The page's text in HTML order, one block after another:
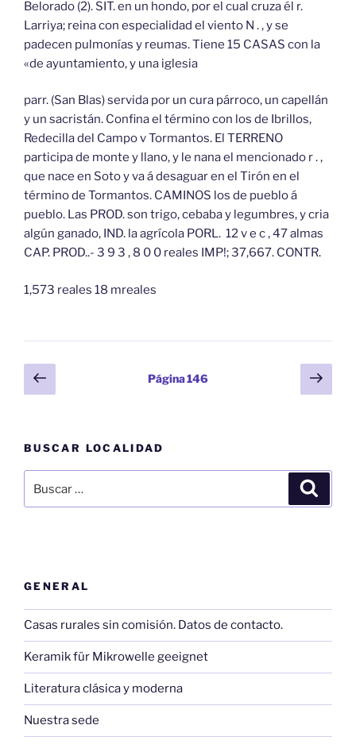
Belorado (2). SIT. en un hondo, por el cual cruza él r.
Larriya; reina con especialidad el viento N . , y se
padecen pulmonías y reumas. Tiene 15 CASAS con la
«de ayuntamiento, y una iglesia
parr. (San Blas) servida por un cura párroco, un capellán
y un sacristán. Confina el término con los de Ibrillos,
Redecilla del Campo v Tormantos. El TERRENO
participa de monte y llano, y le nana el mencionado r . ,
que nace en Soto y va á desaguar en el Tirón en el
término de Tormantos. CAMINOS los de pueblo á
pueblo. Las PROD. son trigo, cebaba y legumbres, y cria
algún ganado, IND. la agrícola PORL. 12 v e c , 47 almas
CAP. PROD..- 3 9 3 , 8 0 0 reales IMP!; 37,667. CONTR.
1,573 reales 18 mreales
Paginación
de
Página
anterior
Página146
BUSCAR LOCALIDAD
por:
GENERAL
Casas rurales sin comisión. Datos de contacto.
Keramik für Mikrowelle geeignet
Literatura clásica y moderna
Nuestra sede